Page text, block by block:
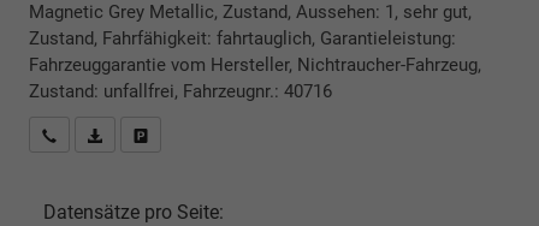
Magnetic Grey Metallic, Zustand, Aussehen: 1, sehr gut,
Zustand, Fahrfähigkeit: fahrtauglich, Garantieleistung:
Fahrzeuggarantie vom Hersteller, Nichtraucher-Fahrzeug,
Zustand: unfallfrei, Fahrzeugnr.: 40716
Rückrufbitte absenden
PDF-Datei, Fahrzeugexposé drucken
Datensätze pro Seite: